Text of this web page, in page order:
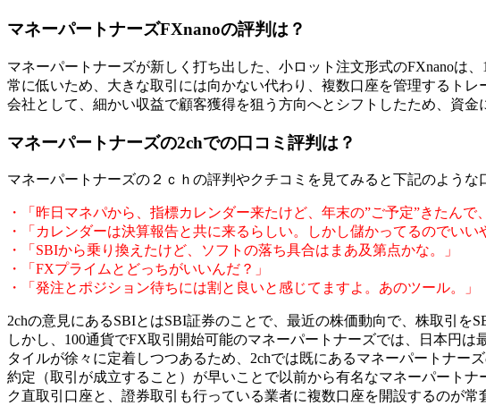
マネーパートナーズFXnanoの評判は？
マネーパートナーズが新しく打ち出した、小ロット注文形式のFXnanoは
常に低いため、大きな取引には向かない代わり、複数口座を管理するト
会社として、細かい収益で顧客獲得を狙う方向へとシフトしたため、資金
マネーパートナーズの2chでの口コミ評判は？
マネーパートナーズの２ｃｈの評判やクチコミを見てみると下記のような
・「昨日マネパから、指標カレンダー来たけど、年末の”ご予定”きたんで
・「カレンダーは決算報告と共に来るらしい。しかし儲かってるのでいい
・「SBIから乗り換えたけど、ソフトの落ち具合はまあ及第点かな。」
・「FXプライムとどっちがいいんだ？」
・「発注とポジション待ちには割と良いと感じてますよ。あのツール。」
2chの意見にあるSBIとはSBI証券のことで、最近の株価動向で、株取引
しかし、100通貨でFX取引開始可能のマネーパートナーズでは、日本円
タイルが徐々に定着しつつあるため、2chでは既にあるマネーパートナー
約定（取引が成立すること）が早いことで以前から有名なマネーパート
ク直取引口座と、證券取引も行っている業者に複数口座を開設するのが常